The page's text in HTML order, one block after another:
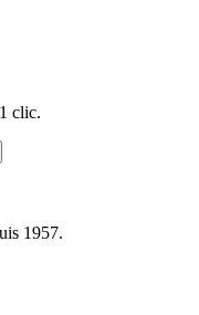
clic.
1957.